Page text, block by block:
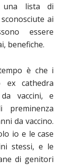
una lista di
ai
essere
benefiche.
è che i
ex cathedra
vaccini, e
da vaccino.
io e le case
stessi, e le
di genitori